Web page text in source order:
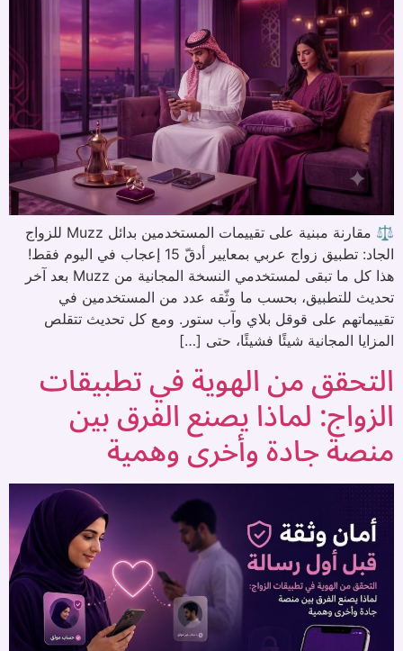
⚖️ مقارنة مبنية على تقييمات المستخدمين بدائل Muzz للزواج
الجاد: تطبيق زواج عربي بمعايير أدقّ 15 إعجاب في اليوم فقط!
هذا كل ما تبقى لمستخدمي النسخة المجانية من Muzz بعد آخر
تحديث للتطبيق، بحسب ما وثّقه عدد من المستخدمين في
تقييماتهم على قوقل بلاي وآب ستور. ومع كل تحديث تتقلص
المزايا المجانية شيئًا فشيئًا، حتى […]
التحقق من الهوية في تطبيقات
الزواج: لماذا يصنع الفرق بين
منصة جادة وأخرى وهمية